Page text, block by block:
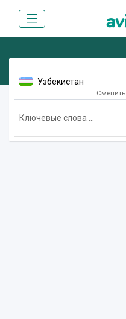
Узбекистан
Сменить